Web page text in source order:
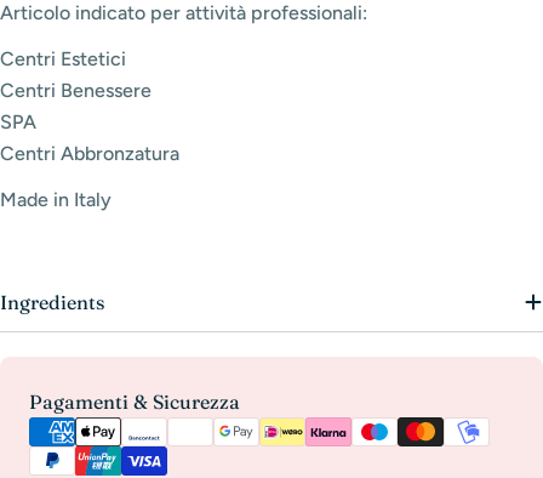
Articolo indicato per attività professionali:
Centri Estetici
Centri Benessere
SPA
Centri Abbronzatura
Made in Italy
Ingredients
Pagamenti & Sicurezza
Metodi
pagamento